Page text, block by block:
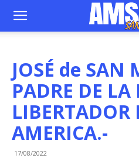
JOSÉ de SAN
PADRE DE LA
LIBERTADOR
AMERICA.-
17/08/2022